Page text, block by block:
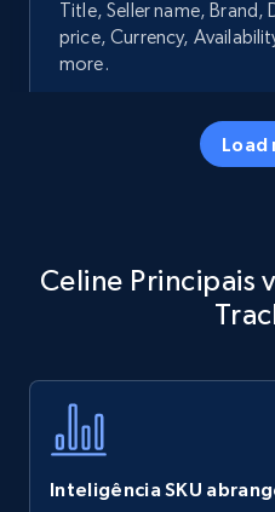
Title, Seller name, Brand,
price, Currency,
more.
5.7K+
specific keywords
Title, Seller name, Brand,
Load
Celine Principais
Inteligência SKU